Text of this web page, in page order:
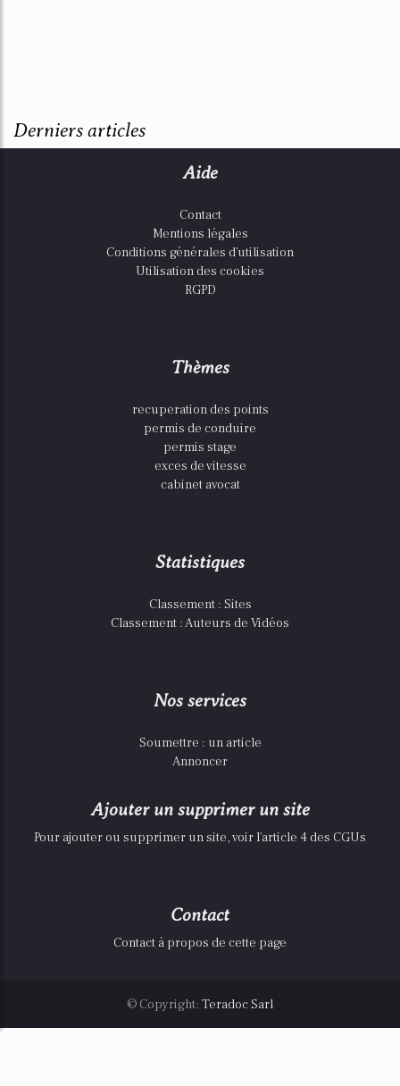
Derniers articles
Aide
Contact
Mentions légales
Conditions générales d'utilisation
Utilisation des cookies
RGPD
Thèmes
recuperation des points
permis de conduire
permis stage
exces de vitesse
cabinet avocat
Statistiques
Classement : Sites
Classement : Auteurs de Vidéos
Nos services
Soumettre : un article
Annoncer
Ajouter un supprimer un site
Pour ajouter ou supprimer un site, voir l'article 4 des CGUs
Contact
Contact à propos de cette page
© Copyright: Teradoc Sarl